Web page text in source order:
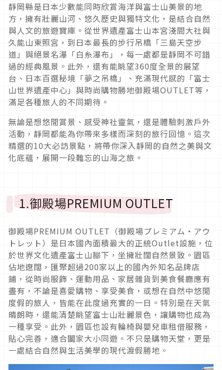
靜岡縣是日本少數能同時欣賞海洋與富士山美景的地
方，擁有壯麗山河、悠久歷史與獨特文化，是結合自然
與人文的旅遊寶庫。從世界遺產富士山本宮淺間大社與
久能山東照宮，到日本最長的步行吊橋「三島天空步
道」與絕景名瀑「白糸瀑布」，每一處都是靜岡不可錯
過的經典風景。此外，還有能眺望360度全景的展望
台、日本百選秘境「夢之吊橋」、充滿現代感的「富士
山世界遺產中心」與時尚購物勝地御殿場OUTLET等，
滿足各種旅人的不同期待。
無論是想悠閒賞景、感受神社靈氣，還是體驗刺激戶外
活動，靜岡都能為你帶來多樣而深刻的旅行回憶。這次
精選的10大必訪景點，將帶你深入靜岡的自然之美與文
化底蘊，展開一段難忘的山海之旅。
1.御殿場PREMIUM OUTLET
御殿場PREMIUM OUTLET（御殿場プレミアム・アウ
トレット）是日本國內面積最大的正統Outlet設施，位
於世界文化遺產富士山腳下，坐擁壯闊自然景致。園區
佔地遼闊，匯聚超過200家以上的國內外知名品牌店
鋪，從時尚服飾、運動用品、家居雜貨到美食餐廳應有
盡有，不論是喜愛購物、享受美食，或想在自然中悠閒
度假的旅人，皆能在此度過充實的一日。特別是在天氣
晴朗時，還能清楚眺望富士山壯麗景色，讓購物也成為
一種享受。此外，園區也設有輪椅與嬰兒車租借服務，
貼心完善，適合闔家大小同遊。不只是購物天堂，更是
一處結合自然與生活美學的現代渡假勝地。